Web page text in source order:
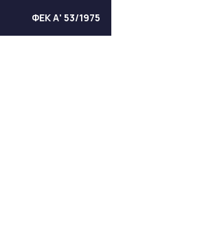
ΦΕΚ Α' 53/1975